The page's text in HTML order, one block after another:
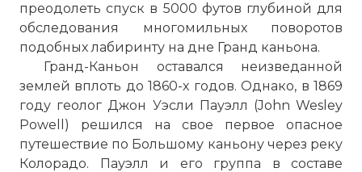
преодолеть спуск в 5000 футов глубиной для
обследования многомильных поворотов
подобных лабиринту на дне Гранд каньона.
Гранд-Каньон оставался неизведанной
землей вплоть до 1860-х годов. Однако, в 1869
году геолог Джон Уэсли Пауэлл (John Wesley
Powell) решился на свое первое опасное
путешествие по Большому каньону через реку
Колорадо. Пауэлл и его группа в составе